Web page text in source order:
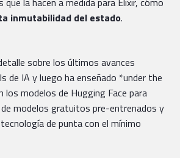
inmutabilidad del estado.
sobre los últimos avances
de IA y luego ha enseñado *under the
modelos de Hugging Face para
de modelos gratuitos pre-entrenados y
de punta con el mínimo